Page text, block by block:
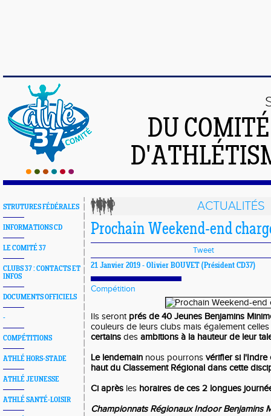
DU
STRUTURES FÉDÉRALES
INFORMATIONS CD
LE COMITÉ 37
CLUBS 37 : CONTACTS ET
INFOS
DOCUMENTS OFFICIELS
-
COMPÉTITIONS
ATHLÉ HORS-STADE
ATHLÉ JEUNESSE
ATHLÉ SANTÉ-LOISIR
ACTUALITÉS
Prochain Weekend-end
Tweet
21 Janvier 2019 - Olivier BOUVET (Président CD37)
Compétition
Ils seront prés de 40 Jeunes Benjamins
couleurs de leurs clubs mais également
certains des ambitions à la hauteur de leur
Le lendemain nous pourrons vérifier si l'Indre
haut du Classement Régional dans cette
Ci après les horaires de ces 2 longues
Championnats Régionaux Indoor Benjamins